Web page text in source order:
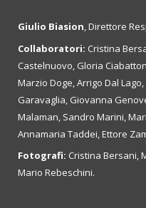
Giulio Biasion, Direttore
Collaboratori: Cristina
Castelnuovo, Gloria
Marzio Doge, Arrigo Dal
Garavaglia, Giovanna
Malaman, Sandro Marini,
Annamaria Taddei, Ettore
Fotografi: Cristina Bersani,
Mario Rebeschini.